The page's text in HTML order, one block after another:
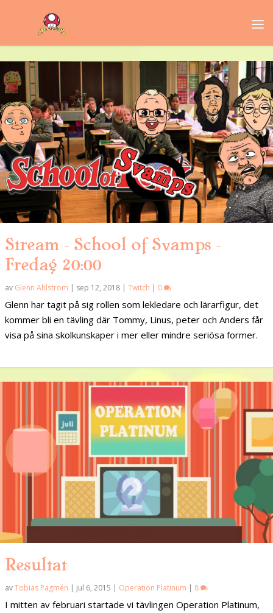
Stream – School of Svamps –
Fredag 20:00
av Glenn Ahlström | sep 12, 2018 | Twitch | 0
Glenn har tagit på sig rollen som lekledare och lärarfigur, det
kommer bli en tävling där Tommy, Linus, peter och Anders får
visa på sina skolkunskaper i mer eller mindre seriösa former.
Resultat
avTobias Pagmén jul 6, 2015 Operation Platinum 8
I mitten av februari startade vi tävlingen Operation Platinum,